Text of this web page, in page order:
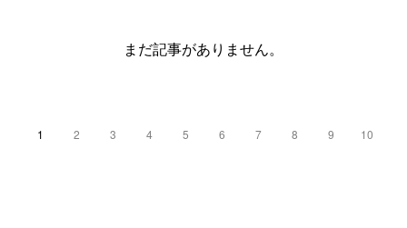
まだ記事がありません。
1 2 3 4 5 6 7 8 9 10